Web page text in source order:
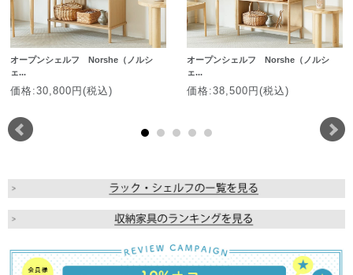
オープンシェルフ Norshe（ノルシ
ェ...
価格:30,800円(税込)
オープンシェルフ Norshe（ノルシ
ェ...
価格:38,500円(税込)